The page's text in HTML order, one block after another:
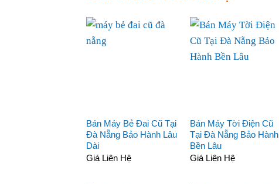
Bán Máy Bẻ Đai Cũ Tại
Đà Nẵng Bảo Hành Lâu
Dài
Giá Liên Hệ
Bán Máy Tời Điện Cũ
Tại Đà Nẵng Bảo Hành
Bền Lâu
Giá Liên Hệ